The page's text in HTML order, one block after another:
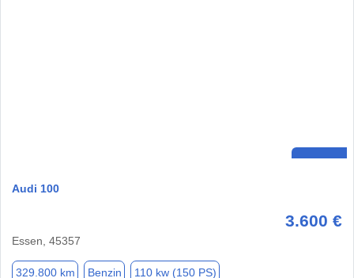
Audi 100
3.600 €
Essen, 45357
329.800 km Benzin 110 kw (150 PS)